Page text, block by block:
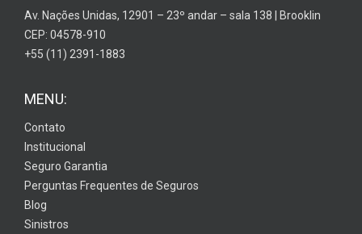
Av. Nações Unidas, 12901 – 23º andar – sala 138 | Brooklin
CEP: 04578-910
+55 (11) 2391-1883
MENU:
Contato
Institucional
Seguro Garantia
Perguntas Frequentes de Seguros
Blog
Sinistros